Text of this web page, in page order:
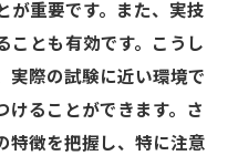
が重要です。また、実技
ことも有効です。こうし
実際の試験に近い環境で
けることができます。さ
特徴を把握し、特に注意